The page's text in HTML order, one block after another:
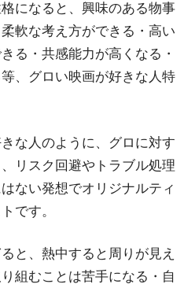
になると、興味のある物事
軟な考え方ができる・高い
る・共感能力が高くなる・
、グロい映画が好きな人特
な人のように、グロに対す
リスク回避やトラブル処理
ない発想でオリジナルティ
です。
と、熱中すると周りが見え
組むことは苦手になる・自